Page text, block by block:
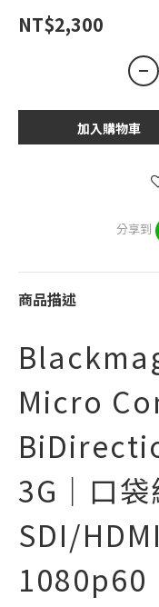
NT$2,300
加入購物車
分享到
商品描述
Micro
3G｜口袋
SDI/
1080p60